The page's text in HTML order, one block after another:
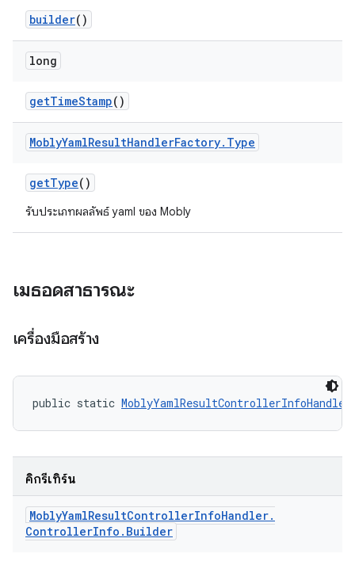
builder()
long
getTimeStamp()
MoblyYamlResultHandlerFactory. Type
getType()
รับประเภทผลลัพธ์ yaml ของ Mobly
เมธอดสาธารณะ
เครื่องมือสร้าง
public static
คิกรีเทิร์น
MoblyYamlResultControllerInfoHandler.
ControllerInfo . Builder